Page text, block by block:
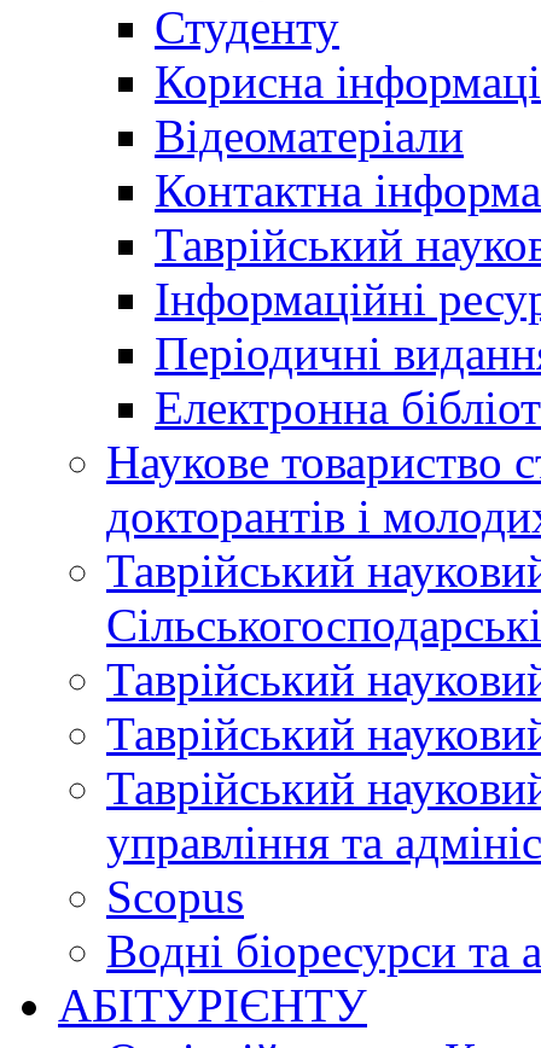
Студенту
Корисна
Відеоматеріали
Контактна
Таврійський
Інформаційні
Періодичні
Електронна
Наукове товариство
докторантів і
Таврійський
Таврійський
Таврійський
Таврійський
управління та
Scopus
Водні біоресурси та
АБІТУРІЄНТУ